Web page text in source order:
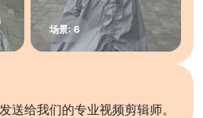
送给我们的专业视频剪辑师。